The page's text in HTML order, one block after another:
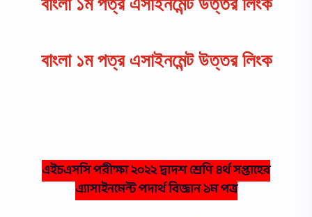
বাংলা ১ম পত্র এসাইনমেন্ট উত্তর লিংক
এইচএসসি পরীক্ষা ২০২২ দ্বাদশ শ্রেণি ৪র্থ সপ্তাহের
এ্যাসাইনমেন্ট পদার্থ বিজ্ঞান ১ম পত্র